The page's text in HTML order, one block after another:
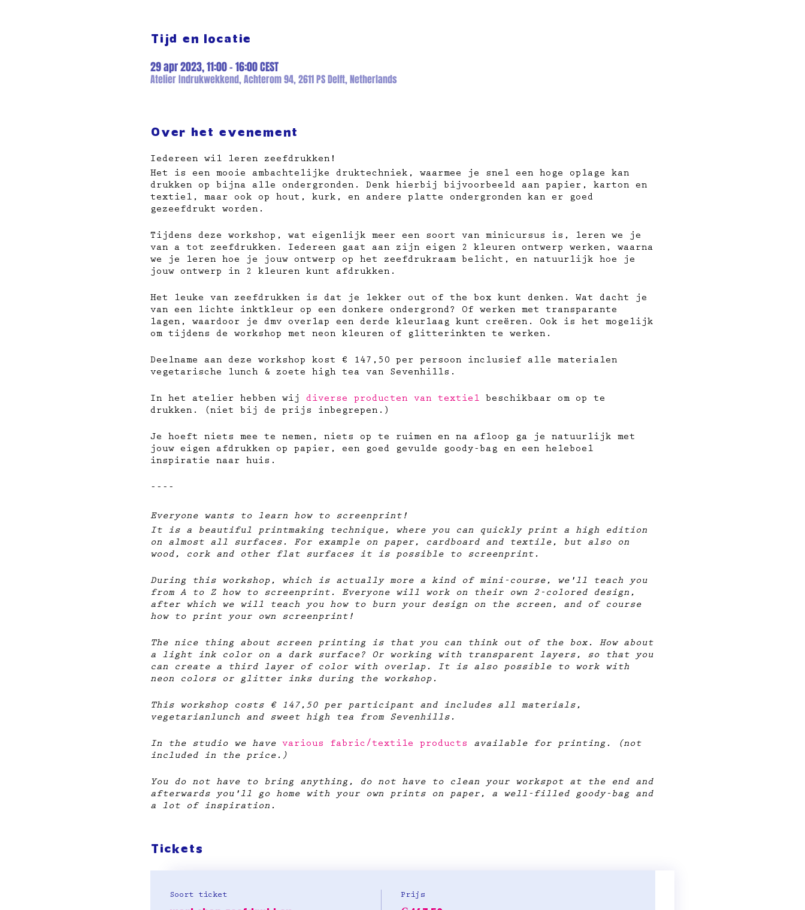
Tijd en locatie
29 apr 2023, 11:00 – 16:00 CEST
Atelier Indrukwekkend, Achterom 94, 2611 PS Delft, Netherlands
Over het evenement
Iedereen wil leren zeefdrukken!
Het is een mooie ambachtelijke druktechniek, waarmee je snel een hoge oplage kan
drukken op bijna alle ondergronden. Denk hierbij bijvoorbeeld aan papier, karton en
textiel, maar ook op hout, kurk, en andere platte ondergronden kan er goed
gezeefdrukt worden.
Tijdens deze workshop, wat eigenlijk meer een soort van minicursus is, leren we je
van a tot zeefdrukken. Iedereen gaat aan zijn eigen 2 kleuren ontwerp werken, waarna
we je leren hoe je jouw ontwerp op het zeefdrukraam belicht, en natuurlijk hoe je
jouw ontwerp in 2 kleuren kunt afdrukken.
Het leuke van zeefdrukken is dat je lekker out of the box kunt denken. Wat dacht je
van een lichte inktkleur op een donkere ondergrond? Of werken met transparante
lagen, waardoor je dmv overlap een derde kleurlaag kunt creëren. Ook is het mogelijk
om tijdens de workshop met neon kleuren of glitterinkten te werken.
Deelname aan deze workshop kost € 147,50 per persoon inclusief alle materialen
vegetarische lunch & zoete high tea van Sevenhills.
In het atelier hebben wij diverse producten van textiel beschikbaar om op te
drukken. (niet bij de prijs inbegrepen.)
Je hoeft niets mee te nemen, niets op te ruimen en na afloop ga je natuurlijk met
jouw eigen afdrukken op papier, ​een goed gevulde goody-bag en een heleboel
inspiratie naar huis.
----
Everyone wants to learn how to screenprint!
It is a beautiful printmaking technique, where you can quickly print a high edition
on almost all surfaces. For example on paper, cardboard and textile, but also on
wood, cork and other flat surfaces it is possible to screenprint.
During this workshop, which is actually more a kind of mini-course, we'll teach you
from A to Z how to screenprint. Everyone will work on their own 2-colored design,
after which we will teach you how to burn your design on the screen, and of course
how to print your own screenprint!
The nice thing about screen printing is that you can think out of the box. How about
a light ink color on a dark surface? Or working with transparent layers, so that you
can create a third layer of color with overlap. It is also possible to work with
neon colors or glitter inks during the workshop.
This workshop costs € 147,50 per participant and includes all materials,
vegetarianlunch and sweet high tea from Sevenhills.
In the studio we havevarious fabric/textile products available for printing. (not
included in the price.)
You do not have to bring anything, do not have to clean your workspot at the end and
afterwards you'll go home with your own prints on paper, a well-filled goody-bag and
a lot of inspiration.
Tickets
Soort ticket Prijs